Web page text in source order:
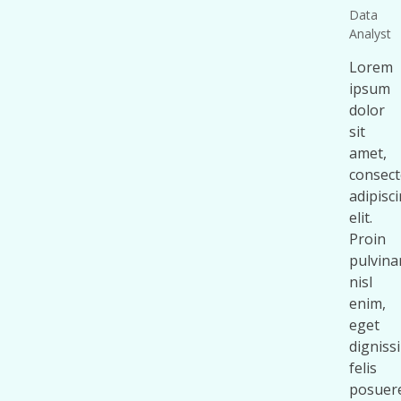
Data
Analyst
Lorem
ipsum
dolor
sit
amet,
elit.
Proin
nisl
enim,
eget
felis